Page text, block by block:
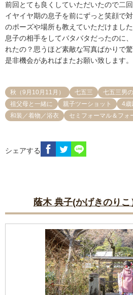
前回とても良くしていただいたので二
イヤイヤ期の息子を前にずっと笑顔で
のポーズや場所も教えていただけました
息子の相手をしてバタバタだったのに
れたの？思うほど素敵な写真ばかりで驚
是非機会があればまたお願い致します。
秋（9月10月11月） 七五三 七五三男
祖父母と一緒に
親子ツーショット
4歳
和装／着物／浴衣
セミフォーマル＆フォ
シェアする
蔭木 典子(かげきのりこ